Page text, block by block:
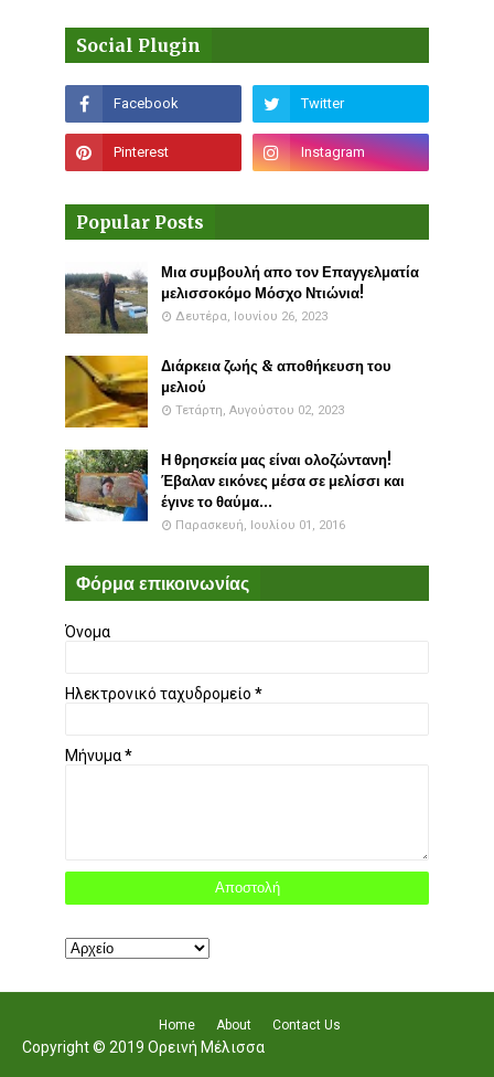
Social Plugin
Popular Posts
Μια συμβουλή απο τον Επαγγελματία
μελισσοκόμο Μόσχο Ντιώνια!
Δευτέρα, Ιουνίου 26, 2023
Διάρκεια ζωής & αποθήκευση του
μελιού
Τετάρτη, Αυγούστου 02, 2023
Η θρησκεία μας είναι ολοζώντανη!
Έβαλαν εικόνες μέσα σε μελίσσι και
έγινε το θαύμα...
Παρασκευή, Ιουλίου 01, 2016
Φόρμα επικοινωνίας
Όνομα
Ηλεκτρονικό ταχυδρομείο *
Μήνυμα*
Home About Contact Us
Copyright © 2019 Ορεινή Μέλισσα